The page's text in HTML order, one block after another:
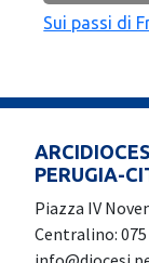
Sui passi di
PERUGIA-
Piazza IV
Centralino: 075